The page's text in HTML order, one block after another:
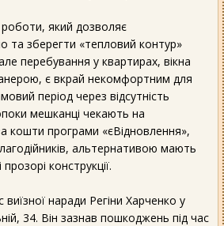
який дозволяє
та зберегти «тепловий контур»
перебування у квартирах, вікна
є вкрай некомфортним для
період через відсутність
мешканці чекають на
кошти програми «єВідновлення»,
альтернативою мають
конструкції.
наради Регіни Харченко у
34. Він зазнав пошкоджень під час